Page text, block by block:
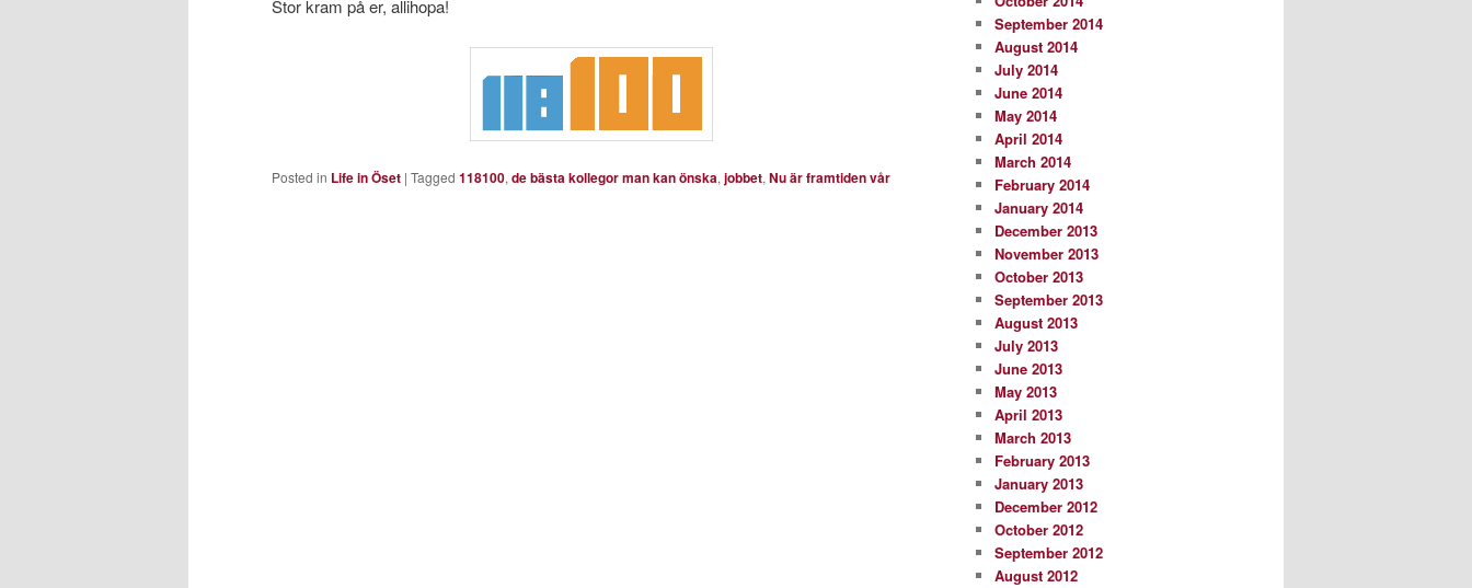
Stor kram på er, allihopa!
Posted in Life in Öset | Tagged 118100, de bästa kollegor man kan önska, jobbet, Nu är framtiden vår
September 2014
August 2014
July 2014
June 2014
May 2014
April 2014
March 2014
February 2014
January 2014
December 2013
November 2013
October 2013
September 2013
August 2013
July 2013
June 2013
May 2013
April 2013
March 2013
February 2013
January 2013
December 2012
October 2012
September 2012
August 2012